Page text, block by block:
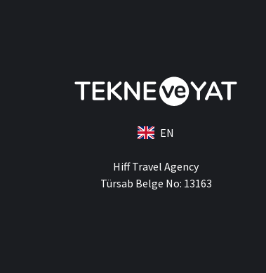
EN
Hiff Travel Agency
Türsab Belge No: 13163